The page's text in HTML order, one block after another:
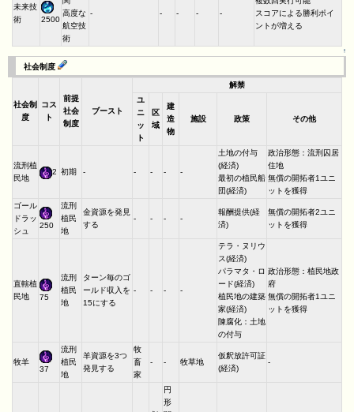
未来技
術
2500
高度な
航空技
術
- - - - -
スコアによる勝利ポイ
ントが増える
↑
社会制度
社会制
度
コス
ト
前提
社会
制度
ブースト
解禁
ユ
ニ
ッ
ト
区
域
建
造
物
施設 政策 その他
流刑植
民地
2 初期 - - - - -
土地の付与
(経済)
最初の植民船
団(経済)
政治形態：流刑囚居
住地
無償の開拓者1ユニ
ットを獲得
ゴール
ドラッ
シュ
250
流刑
植民
地
金資源を発見
する
- - - -
報酬提供(経
済)
無償の開拓者2ユニ
ットを獲得
直轄植
民地
75
流刑
植民
地
ターン毎のゴ
ールド収入を
15にする
- - - -
テラ・ヌリウ
ス(経済)
パラマタ・ロ
ード(経済)
植民地の建築
家(経済)
陳腐化：土地
の付与
政治形態：植民地政
府
無償の開拓者1ユニ
ットを獲得
牧羊
37
流刑
植民
地
羊資源を3つ
発見する
牧
畜
家
- - 牧草地
仮釈放許可証
(経済)
-
円
形